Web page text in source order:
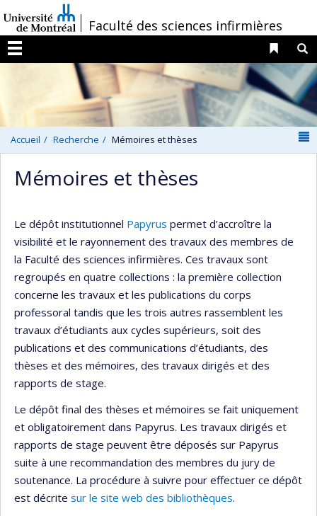
au
contenu
/Faculté des sciences infirmières
Menu
Liens
Accueil Recherche Mémoires et thèses
Mémoires et thèses
Le dépôt institutionnel Papyrus permet d’accroître la
visibilité et le rayonnement des travaux des membres de
la Faculté des sciences infirmières. Ces travaux sont
regroupés en quatre collections : la première collection
concerne les travaux et les publications du corps
professoral tandis que les trois autres rassemblent les
travaux d’étudiants aux cycles supérieurs, soit des
publications et des communications d’étudiants, des
thèses et des mémoires, des travaux dirigés et des
rapports de stage.
Le dépôt final des thèses et mémoires se fait uniquement
et obligatoirement dans Papyrus. Les travaux dirigés et
rapports de stage peuvent être déposés sur Papyrus
suite à une recommandation des membres du jury de
soutenance. La procédure à suivre pour effectuer ce dépôt
est décrite sur le site web des bibliothèques.